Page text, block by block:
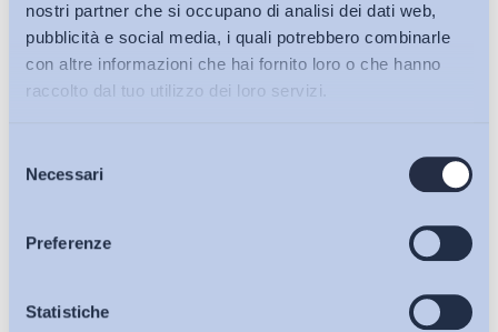
nostri partner che si occupano di analisi dei dati web,
pubblicità e social media, i quali potrebbero combinarle
con altre informazioni che hai fornito loro o che hanno
raccolto dal tuo utilizzo dei loro servizi.
delNecessari
Preferenze
Statistiche
Bollettini ADAPT
Articoli
Osservatori
sulla pagina della